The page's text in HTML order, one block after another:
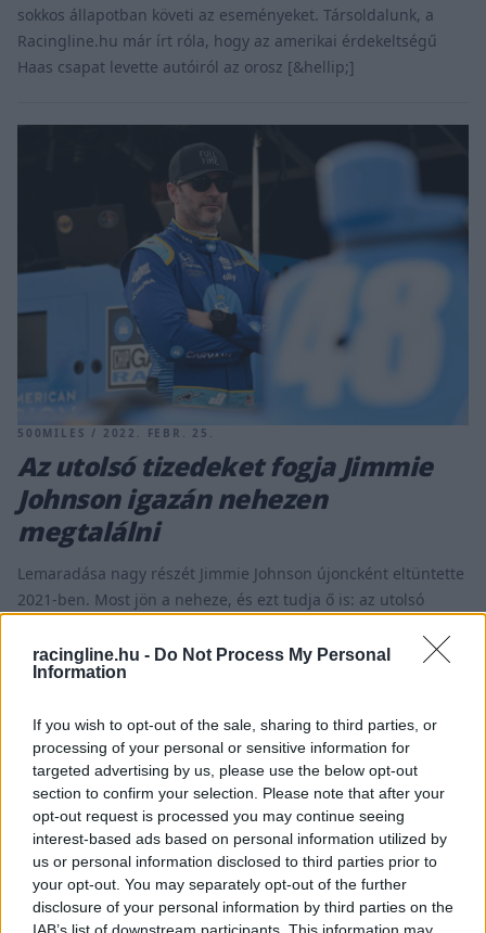
racingline.hu - Do Not Process My Personal
Information
If you wish to opt-out of the sale, sharing to third parties, or
processing of your personal or sensitive information for
targeted advertising by us, please use the below opt-out
section to confirm your selection. Please note that after your
opt-out request is processed you may continue seeing
interest-based ads based on personal information utilized by
us or personal information disclosed to third parties prior to
your opt-out. You may separately opt-out of the further
disclosure of your personal information by third parties on the
sokkos állapotban követi az eseményeket. Társoldalunk, a
Racingline.hu már írt róla, hogy az amerikai érdekeltségű
Haas csapat levette autóiról az orosz [&hellip;]
500MILES / 2022. FEBR. 25.
Az utolsó tizedeket fogja Jimmie
Johnson igazán nehezen
megtalálni
Lemaradása nagy részét Jimmie Johnson újoncként eltüntette
2021-ben. Most jön a neheze, és ezt tudja ő is: az utolsó
2021-ben. Évtizedek NASCAR-versenyei után döntött úgy,
kipróbálja magát az IndyCarban, és ezzel meg is gyűlt a baja
mezőny végéhez képest [&hellip;]
INDYCAR / 2022. FEBR. 22.
NASCAR csapat nélkül 100
százalékon pöröghet Ganassi
IndyCar csapata